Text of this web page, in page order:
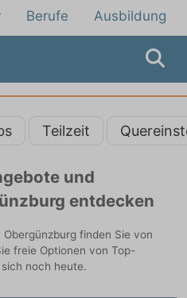
Berufe Ausbildung
Teilzeit
und
entdecken
finden Sie von
freie Optionen von Top-
noch heute.